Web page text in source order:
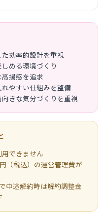
効率的設計を重視
める環境づくり
揚感を追求
やすい仕組みを整備
きな気分づくりを重視
できません
（税込）の運営管理費が
中途解約時は解約調整金